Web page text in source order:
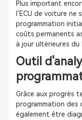
Plus important
l’ECU de voiture ne
programmation
coûts permanents
à jour ultérieures du
Outil
Grâce aux progrès
programmation des
également être